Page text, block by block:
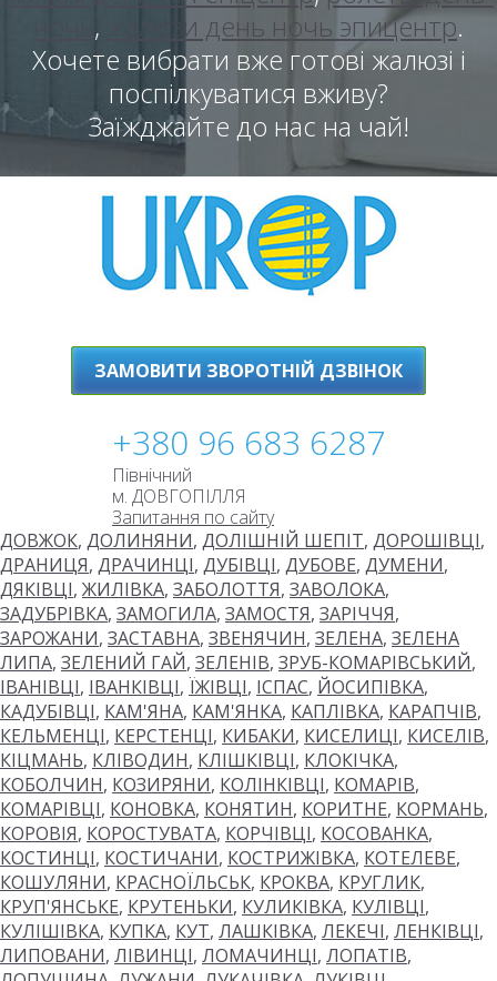
, жалюзи день ночь эпицентр.
Хочете вибрати вже готові жалюзі і
поспілкуватися вживу?
Заїжджайте до нас на чай!
ЗАМОВИТИ ЗВОРОТНІЙ ДЗВІНОК
+380 96 683 6287
Північний
м. ДОВГОПІЛЛЯ
Запитання по сайту
ДОВЖОК, ДОЛИНЯНИ, ДОЛІШНІЙ ШЕПІТ, ДОРОШІВЦІ,
ДРАНИЦЯ, ДРАЧИНЦІ, ДУБІВЦІ, ДУБОВЕ, ДУМЕНИ,
ДЯКІВЦІ, ЖИЛІВКА, ЗАБОЛОТТЯ, ЗАВОЛОКА,
ЗАДУБРІВКА, ЗАМОГИЛА, ЗАМОСТЯ, ЗАРІЧЧЯ,
ЗАРОЖАНИ, ЗАСТАВНА, ЗВЕНЯЧИН, ЗЕЛЕНА, ЗЕЛЕНА
ЛИПА, ЗЕЛЕНИЙ ГАЙ, ЗЕЛЕНІВ, ЗРУБ-КОМАРІВСЬКИЙ,
ІВАНІВЦІ, ІВАНКІВЦІ, ЇЖІВЦІ, ІСПАС, ЙОСИПІВКА,
КАДУБІВЦІ, КАМ'ЯНА, КАМ'ЯНКА, КАПЛІВКА, КАРАПЧІВ,
КЕЛЬМЕНЦІ, КЕРСТЕНЦІ, КИБАКИ, КИСЕЛИЦІ, КИСЕЛІВ,
КІЦМАНЬ, КЛІВОДИН, КЛІШКІВЦІ, КЛОКІЧКА,
КОБОЛЧИН, КОЗИРЯНИ, КОЛІНКІВЦІ, КОМАРІВ,
КОМАРІВЦІ, КОНОВКА, КОНЯТИН, КОРИТНЕ, КОРМАНЬ,
КОРОВІЯ, КОРОСТУВАТА, КОРЧІВЦІ, КОСОВАНКА,
КОСТИНЦІ, КОСТИЧАНИ, КОСТРИЖІВКА, КОТЕЛЕВЕ,
КОШУЛЯНИ, КРАСНОЇЛЬСЬК, КРОКВА, КРУГЛИК,
КРУП'ЯНСЬКЕ, КРУТЕНЬКИ, КУЛИКІВКА, КУЛІВЦІ,
КУЛІШІВКА, КУПКА, КУТ, ЛАШКІВКА, ЛЕКЕЧІ, ЛЕНКІВЦІ,
ЛИПОВАНИ, ЛІВИНЦІ, ЛОМАЧИНЦІ, ЛОПАТІВ,